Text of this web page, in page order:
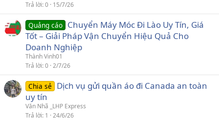
Trả lời 0 15/7/26
Quảng cáo Chuyển Máy Móc Đi Lào Uy Tín, Giá
Tốt – Giải Pháp Vận Chuyển Hiệu Quả Cho
Doanh Nghiệp
Thành Vinh01
Trả lời 0 2/7/26
Chia sẻ
Dịch vụ gửi quần áo đi Canada an toàn
uy tín
Văn Nhã _LHP Express
Trả lời 1 24/6/26